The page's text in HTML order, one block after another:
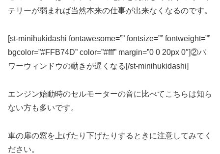
テリーが弱まれば当然本来の仕事が出来なくなるのです。
[st-minihukidashi fontawesome=”” fontsize=”” fontweight=””
bgcolor=”#FFB74D” color=”#fff” margin=”0 0 20px 0″]②パ
ワーウィンドウの動きが遅くなる[/st-minihukidashi]
エンジン始動時のセルモーターの音に比べてこちらは知ら
ない方も多いです。
車の扉の窓を上げたり下げたりするときに注意してみてく
ださい。